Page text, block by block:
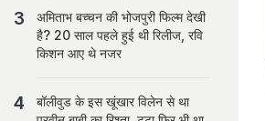
अमिताभ बच्चन की भोजपुरी फिल्म देखी
है? 20 साल पहले हुई थी रिलीज, रवि
किशन आए थे नजर
बॉलीवुड के इस खूंखार विलेन से था